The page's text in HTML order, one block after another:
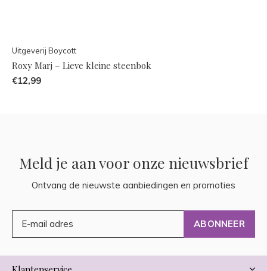
Uitgeverij Boycott
Roxy Marj – Lieve kleine steenbok
€12,99
Meld je aan voor onze nieuwsbrief
Ontvang de nieuwste aanbiedingen en promoties
ABONNEER